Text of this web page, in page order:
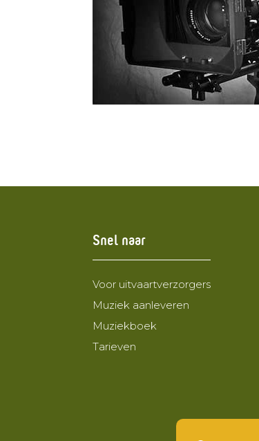
Snel naar
Voor uitvaartverzorgers
Muziek aanleveren
Muziekboek
Tarieven